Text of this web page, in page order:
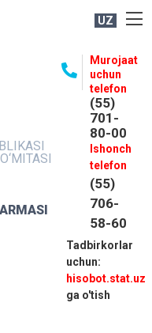
UZ
Murojaat
uchun
telefon
(55)
701-
80-00
Ishonch
telefon
(55)
706-
58-60
Tadbirkorlar
uchun:
hisobot.stat.uz
ga o'tish